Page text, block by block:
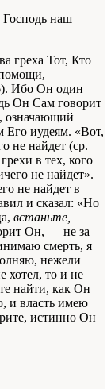
Господь наш
греха Тот, Кто
помощи,
Ибо Он один
Он Сам говорит
означающий
Его иудеям. «Вот,
не найдет (ср.
в тех, кого
не найдет».
не найдет в
и сказал: «Но
встаньте,
Он, — не за
смерть, я
нежели
хотел, то и не
найти, как Он
и власть имею
истинно Он